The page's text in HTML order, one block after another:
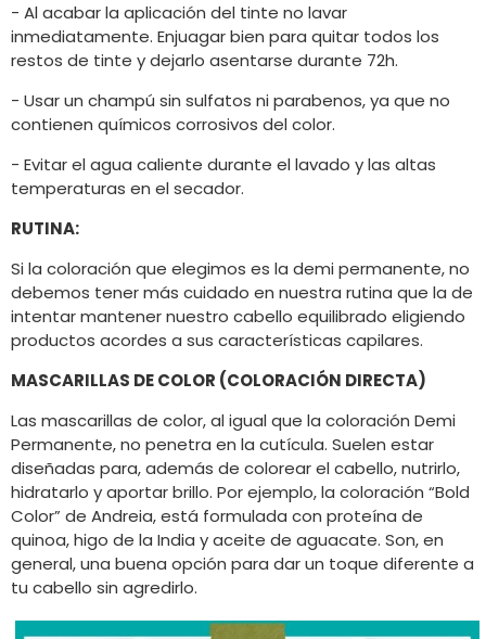
- Al acabar la aplicación del tinte no lavar
inmediatamente. Enjuagar bien para quitar todos los
restos de tinte y dejarlo asentarse durante 72h.
- Usar un champú sin sulfatos ni parabenos, ya que no
contienen químicos corrosivos del color.
- Evitar el agua caliente durante el lavado y las altas
temperaturas en el secador.
RUTINA:
Si la coloración que elegimos es la demi permanente, no
debemos tener más cuidado en nuestra rutina que la de
intentar mantener nuestro cabello equilibrado eligiendo
productos acordes a sus características capilares.
MASCARILLAS DE COLOR (COLORACIÓN DIRECTA)
Las mascarillas de color, al igual que la coloración Demi
Permanente, no penetra en la cutícula. Suelen estar
diseñadas para, además de colorear el cabello, nutrirlo,
hidratarlo y aportar brillo. Por ejemplo, la coloración “Bold
Color” de Andreia, está formulada con proteína de
quinoa, higo de la India y aceite de aguacate. Son, en
general, una buena opción para dar un toque diferente a
tu cabello sin agredirlo.